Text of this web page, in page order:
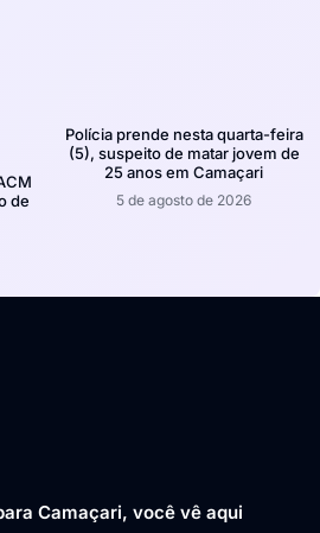
de
Polícia prende nesta quarta-feira
(5), suspeito de matar jovem de
25 anos em Camaçari
5 de agosto de 2026
Camaçari, você vê aqui